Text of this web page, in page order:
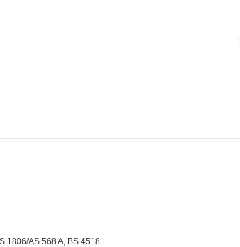
1806/AS 568 A, BS 4518